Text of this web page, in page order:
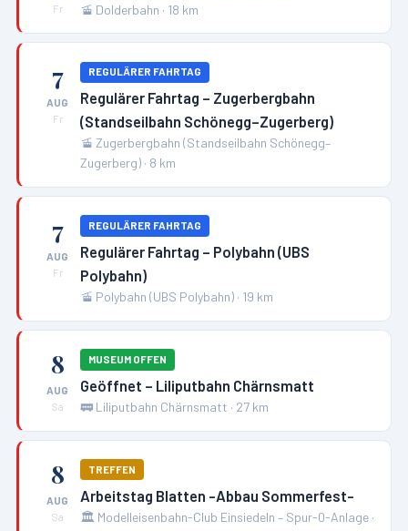
Fr
🚡 Dolderbahn · 18 km
7
AUG
Fr
REGULÄRER FAHRTAG
Regulärer Fahrtag – Zugerbergbahn
(Standseilbahn Schönegg–Zugerberg)
🚡 Zugerbergbahn (Standseilbahn Schönegg–
Zugerberg) · 8 km
7
AUG
Fr
REGULÄRER FAHRTAG
Regulärer Fahrtag – Polybahn (UBS
Polybahn)
🚡 Polybahn (UBS Polybahn) · 19 km
8
AUG
Sa
MUSEUM OFFEN
Geöffnet – Liliputbahn Chärnsmatt
🚃 Liliputbahn Chärnsmatt · 27 km
8
AUG
Sa
TREFFEN
Arbeitstag Blatten -Abbau Sommerfest-
🏛️ Modelleisenbahn-Club Einsiedeln – Spur-0-Anlage ·